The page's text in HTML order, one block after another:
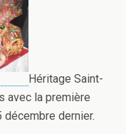
Héritage Saint-
avec la première
décembre dernier.